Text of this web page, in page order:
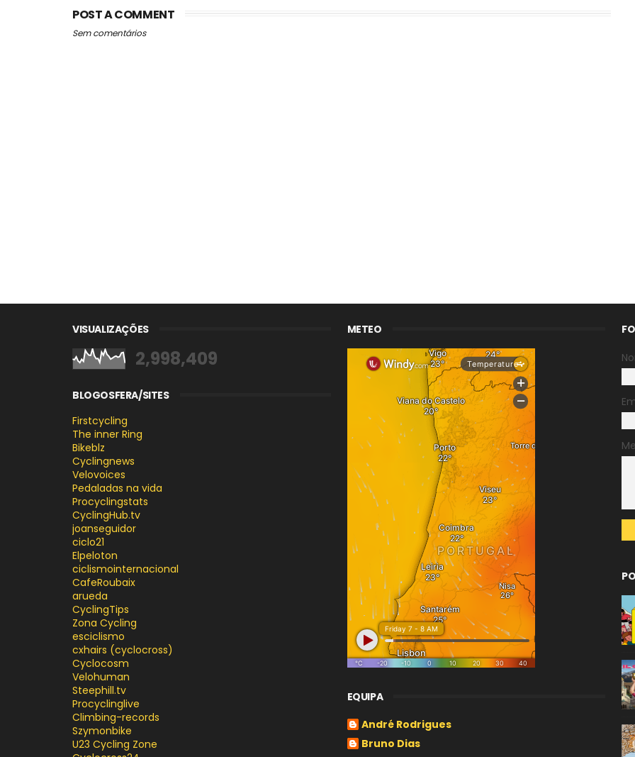
POST A COMMENT
Sem comentários
VISUALIZAÇÕES
2,998,409
BLOGOSFERA/SITES
Firstcycling
The inner Ring
Bikeblz
Cyclingnews
Velovoices
Pedaladas na vida
Procyclingstats
CyclingHub.tv
joanseguidor
ciclo21
Elpeloton
ciclismointernacional
CafeRoubaix
arueda
CyclingTips
Zona Cycling
esciclismo
cxhairs (cyclocross)
Cyclocosm
Velohuman
Steephill.tv
Procyclinglive
Climbing-records
Szymonbike
U23 Cycling Zone
METEO
EQUIPA
André Rodrigues
Bruno Dias